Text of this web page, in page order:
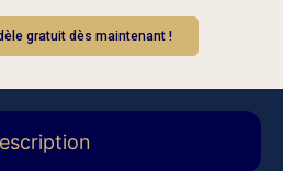
gratuit dès maintenant !